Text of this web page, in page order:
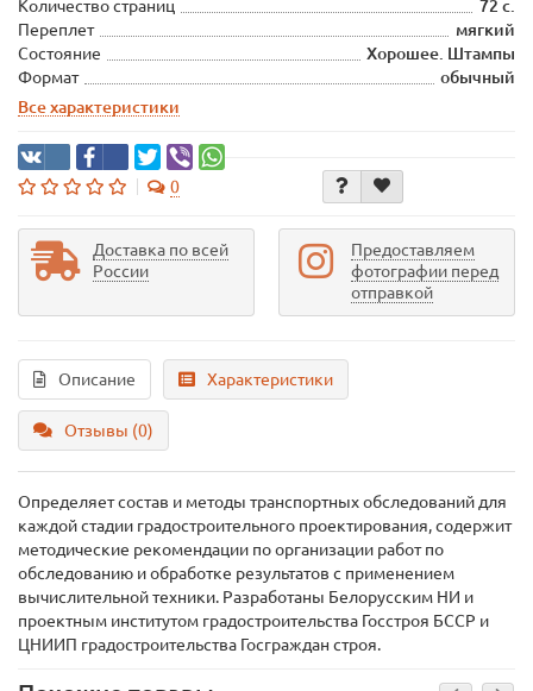
Количество страниц
72 с.
Переплет
мягкий
Состояние
Хорошее. Штампы
Формат
обычный
Все характеристики
0
Доставка по всей
России
Предоставляем
фотографии перед
отправкой
Описание Характеристики
Отзывы (0)
Определяет состав и методы транспортных обследований для
каждой стадии градостроительного проектирования, содержит
методические рекомендации по организации работ по
обследованию и обработке результатов с применением
вычислительной техники. Разработаны Белорусским НИ и
проектным институтом градостроительства Госстроя БССР и
ЦНИИП градостроительства Госграждан строя.